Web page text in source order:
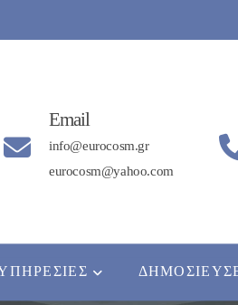
Email
info@eurocosm.gr
eurocosm@yahoo.com